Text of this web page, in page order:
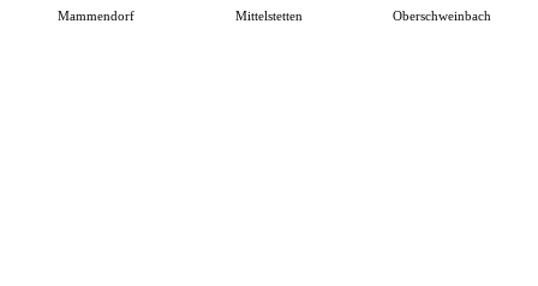
Mammendorf Mittelstetten Oberschweinbach